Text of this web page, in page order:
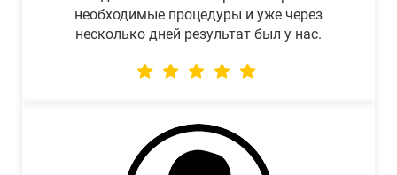
необходимые процедуры и уже через
несколько дней результат был у нас.